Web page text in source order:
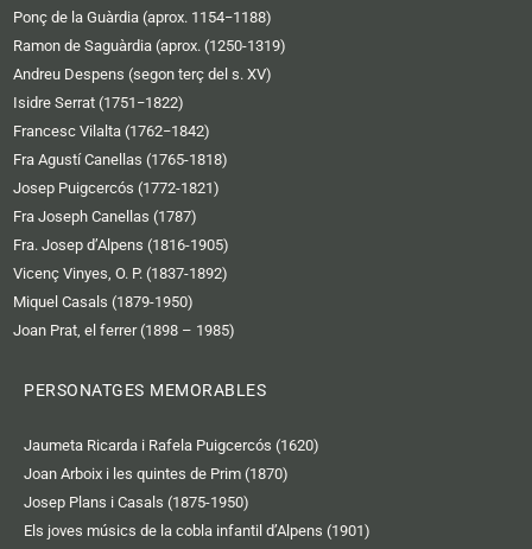
b
e
r
Ponç de la Guàrdia (aprox. 1154−1188)
Ramon de Saguàrdia (aprox. (1250-1319)
Andreu Despens (segon terç del s. XV)
Isidre Serrat (1751−1822)
Francesc Vilalta (1762−1842)
Fra Agustí Canellas (1765-1818)
Josep Puigcercós (1772-1821)
Fra Joseph Canellas (1787)
Fra. Josep d’Alpens (1816-1905)
Vicenç Vinyes, O. P. (1837-1892)
Miquel Casals (1879-1950)
Joan Prat, el ferrer (1898 – 1985)
PERSONATGES MEMORABLES
Jaumeta Ricarda i Rafela Puigcercós (1620)
Joan Arboix i les quintes de Prim (1870)
Josep Plans i Casals (1875-1950)
Els joves músics de la cobla infantil d’Alpens (1901)